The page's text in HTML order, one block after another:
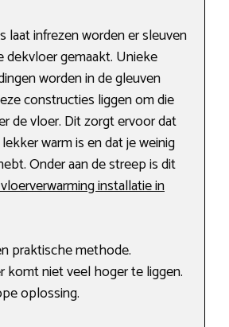
laat infrezen worden er sleuven
dekvloer gemaakt. Unieke
worden in de gleuven
constructies liggen om die
de vloer. Dit zorgt ervoor dat
warm is en dat je weinig
Onder aan de streep is dit
installatie in
praktische methode.
komt niet veel hoger te liggen.
oplossing.